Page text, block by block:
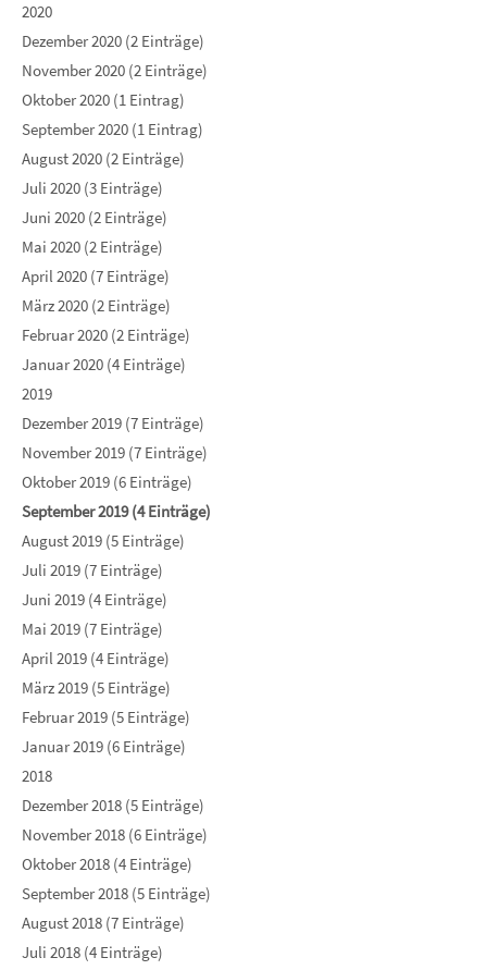
2020
Dezember 2020 (2 Einträge)
November 2020 (2 Einträge)
Oktober 2020 (1 Eintrag)
September 2020 (1 Eintrag)
August 2020 (2 Einträge)
Juli 2020 (3 Einträge)
Juni 2020 (2 Einträge)
Mai 2020 (2 Einträge)
April 2020 (7 Einträge)
März 2020 (2 Einträge)
Februar 2020 (2 Einträge)
Januar 2020 (4 Einträge)
2019
Dezember 2019 (7 Einträge)
November 2019 (7 Einträge)
Oktober 2019 (6 Einträge)
September 2019 (4 Einträge)
August 2019 (5 Einträge)
Juli 2019 (7 Einträge)
Juni 2019 (4 Einträge)
Mai 2019 (7 Einträge)
April 2019 (4 Einträge)
März 2019 (5 Einträge)
Februar 2019 (5 Einträge)
Januar 2019 (6 Einträge)
2018
Dezember 2018 (5 Einträge)
November 2018 (6 Einträge)
Oktober 2018 (4 Einträge)
September 2018 (5 Einträge)
August 2018 (7 Einträge)
Juli 2018 (4 Einträge)